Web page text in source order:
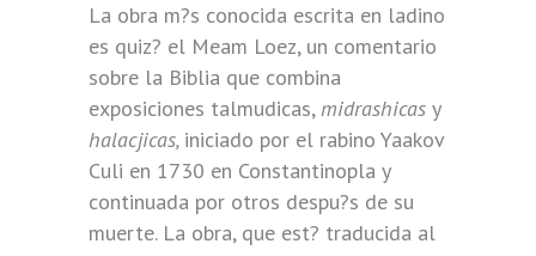
La obra m?s conocida escrita en ladino
es quiz? el Meam Loez, un comentario
sobre la Biblia que combina
exposiciones talmudicas,midrashicas y
halacjicas, iniciado por el rabino Yaakov
Culi en 1730 en Constantinopla y
continuada por otros despu?s de su
muerte. La obra, que est? traducida al